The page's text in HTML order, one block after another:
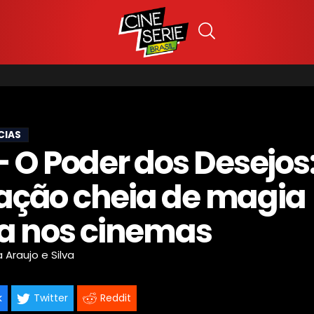
Poder dos
cheia de magia
nos cinemas
Araujo e Silva
Twitter Reddit